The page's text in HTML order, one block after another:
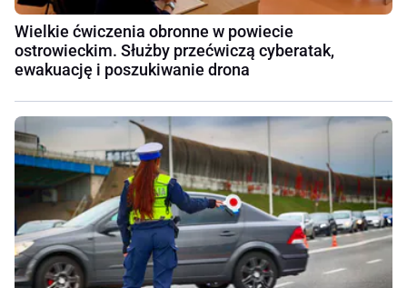
Wielkie ćwiczenia obronne w powiecie
ostrowieckim. Służby przećwiczą cyberatak,
ewakuację i poszukiwanie drona